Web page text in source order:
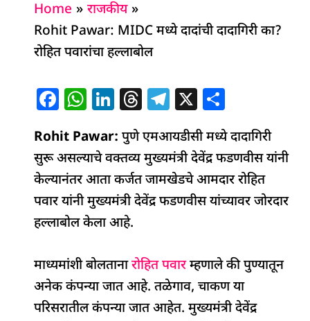
Home
राजकीय
Rohit Pawar: MIDC मध्ये दादांची दादागिरी का?
रोहित पवारांचा हल्लाबोल
F
c
e
b
o
o
k
W
at
s
A
p
p
Li
k
e
dI
n
T
re
a
d
s
T
el
e
g
ra
m
X
ar
e
Rohit Pawar:पुणे एमआयडीसी मध्ये दादागिरी
सुरू असल्याचे वक्तव्य मुख्यमंत्री देवेंद्र फडणवीस यांनी
केल्यानंतर आता कर्जत जामखेडचे आमदार रोहित
पवार यांनी मुख्यमंत्री देवेंद्र फडणवीस यांच्यावर जोरदार
हल्लाबोल केला आहे.
माध्यमांशी बोलतानारोहित पवारम्हणाले की पुण्यातून
अनेक कंपन्या जात आहे. तळेगाव, चाकण या
परिसरातील कंपन्या जात आहेत. मुख्यमंत्री देवेंद्र